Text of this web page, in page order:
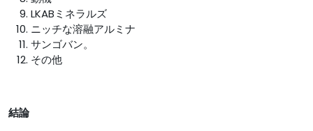
LKABミネラルズ
ニッチな溶融アルミナ
サンゴバン。
その他
結論